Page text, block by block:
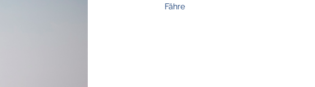
Fähre